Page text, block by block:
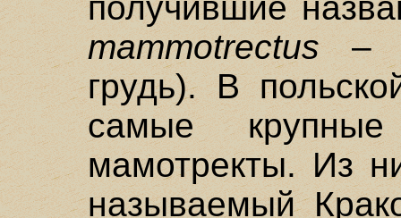
mammotrectus–
грудь). В
самые
мамотректы. Из
называемый